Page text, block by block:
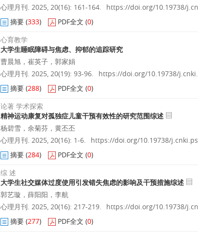
心理月刊. 2025, 20(16): 161-164.
https://doi.org/10.19738/
摘要 (333) PDF全文 (0)
心育教学
大学生睡眠障碍与焦虑、抑郁的追踪研究
曹晨旭，崔英子，郭家娟
心理月刊. 2025, 20(19): 93-96.
https://doi.org/10.19738/
摘要 (288) PDF全文 (0)
论著 学术探索
精神运动康复对孤独症儿童干预有效性的研究范围综述
杨碧雪，余菊芬，黄丕丕
心理月刊. 2025, 20(16): 1-6.
https://doi.org/10.19738/
摘要 (284) PDF全文 (0)
综 述
大学生社交媒体过度使用引发错失焦虑的影响及干预措施综述
郭艺璇，薛阳阳，李航
心理月刊. 2025, 20(16): 217-219.
https://doi.org/10.19738/
摘要 (277) PDF全文 (0)